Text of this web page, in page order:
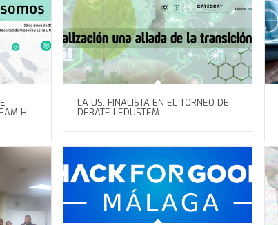
H.
LA US, FINALISTA EN EL TORNEO DE
DEBATE LEDUSTEM